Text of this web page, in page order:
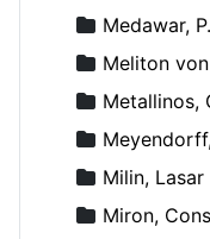
Medawar,
Meliton
Metallinos,
Milin, Lasar
Miron,